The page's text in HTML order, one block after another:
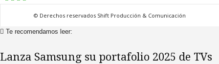
© Derechos reservados Shift Producción & Comunicación
Te recomendamos leer:
Lanza Samsung su portafolio 2025 de TVs